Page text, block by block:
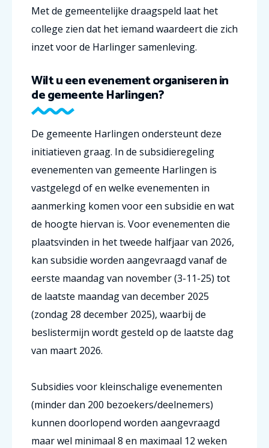
Met de gemeentelijke draagspeld laat het
college zien dat het iemand waardeert die zich
inzet voor de Harlinger samenleving.
Wilt u een evenement organiseren in
de gemeente Harlingen?
De gemeente Harlingen ondersteunt deze
initiatieven graag. In de subsidieregeling
evenementen van gemeente Harlingen is
vastgelegd of en welke evenementen in
aanmerking komen voor een subsidie en wat
de hoogte hiervan is. Voor evenementen die
plaatsvinden in het tweede halfjaar van 2026,
kan subsidie worden aangevraagd vanaf de
eerste maandag van november (3-11-25) tot
de laatste maandag van december 2025
(zondag 28 december 2025), waarbij de
beslistermijn wordt gesteld op de laatste dag
van maart 2026.
Subsidies voor kleinschalige evenementen
(minder dan 200 bezoekers/deelnemers)
kunnen doorlopend worden aangevraagd
maar wel minimaal 8 en maximaal 12 weken